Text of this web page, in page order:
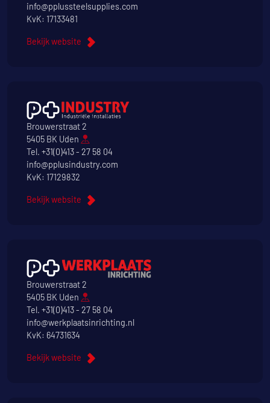
info@pplussteelsupplies.com
KvK: 17133481
Bekijk website
Brouwerstraat 2
5405 BK Uden
Tel. +31(0)413 - 27 58 04
info@pplusindustry.com
KvK: 17129832
Bekijk website
Brouwerstraat 2
5405 BK Uden
Tel. +31(0)413 - 27 58 04
info@werkplaatsinrichting.nl
KvK: 64731634
Bekijk website